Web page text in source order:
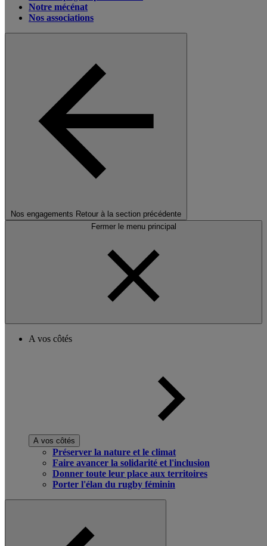
Notre mécénat
Nos associations
Nos engagements Retour à la section précédente
Fermer le menu principal
A vos côtés
A vos côtés
Préserver la nature et le climat
Faire avancer la solidarité et l'inclusion
Donner toute leur place aux territoires
Porter l'élan du rugby féminin